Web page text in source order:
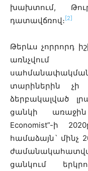
խախտում,
դատավճռով։ [2]
Թերևս չորրորդ
առնչվում
տարիներին
ձերբակալված
ցանկի առաջին
Economist”-ի
համաձայն` մինչ
ցանկում